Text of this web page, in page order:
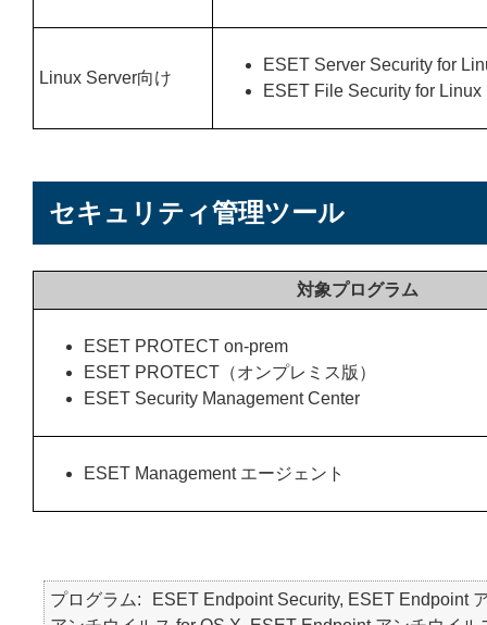
Linux Server向け
ESET Server Security for
ESET File Security for Linux
セキュリティ管理ツール
対象プログラム
ESET PROTECT on-prem
ESET PROTECT（オンプレミス版）
ESET Security Management Center
ESET Management エージェント
プログラム
ESET Endpoint Security, ESET Endpoint